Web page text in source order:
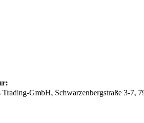
Trading-GmbH, Schwarzenbergstraße 3-